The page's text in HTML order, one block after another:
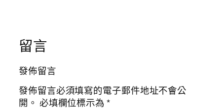
留言
發佈留言
發佈留言必須填寫的電子郵件地址不會公
開。 必填欄位標示為*